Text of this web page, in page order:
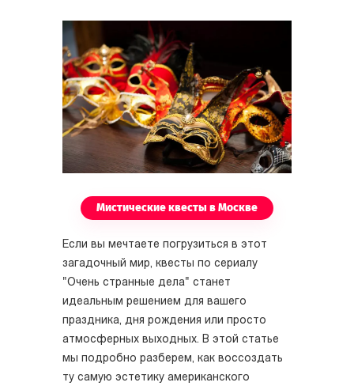
Мистические квесты в Москве
Если вы мечтаете погрузиться в этот
загадочный мир, квесты по сериалу
"Очень странные дела" станет
идеальным решением для вашего
праздника, дня рождения или просто
атмосферных выходных. В этой статье
мы подробно разберем, как воссоздать
ту самую эстетику американского